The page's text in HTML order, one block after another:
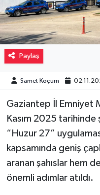
Paylaş
Samet Koçum
Gaziantep İl Emniyet
Kasım 2025
“Huzur 27”
kapsamında geniş
aranan şahıslar hem
önemli adımlar atıldı.
Piyasa
Resmi İlanlar
Sağlık
Sinemalar
Siyaset
Spor
Teknoloji